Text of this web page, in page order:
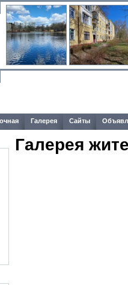
Галерея Сайты
Галерея